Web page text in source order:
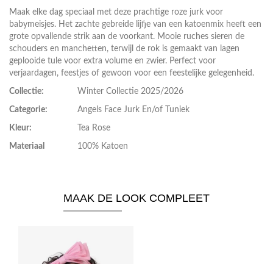
Maak elke dag speciaal met deze prachtige roze jurk voor
babymeisjes. Het zachte gebreide lijfje van een katoenmix heeft een
grote opvallende strik aan de voorkant. Mooie ruches sieren de
schouders en manchetten, terwijl de rok is gemaakt van lagen
geplooide tule voor extra volume en zwier. Perfect voor
verjaardagen, feestjes of gewoon voor een feestelijke gelegenheid.
Collectie: Winter Collectie 2025/2026
Categorie: Angels Face Jurk En/of Tuniek
Kleur: Tea Rose
Materiaal 100% Katoen
MAAK DE LOOK COMPLEET